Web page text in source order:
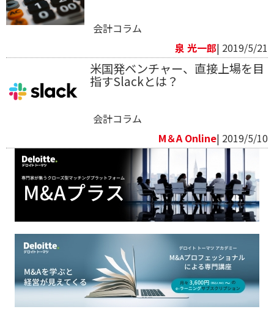
会計コラム
泉 光一郎| 2019/5/21
米国発ベンチャー、直接上場を目
指すSlackとは？
会計コラム
M＆A Online| 2019/5/10